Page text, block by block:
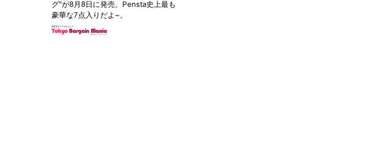
グ"が8月8日に発売。Pensta史上最も
豪華な7点入りだよ~。